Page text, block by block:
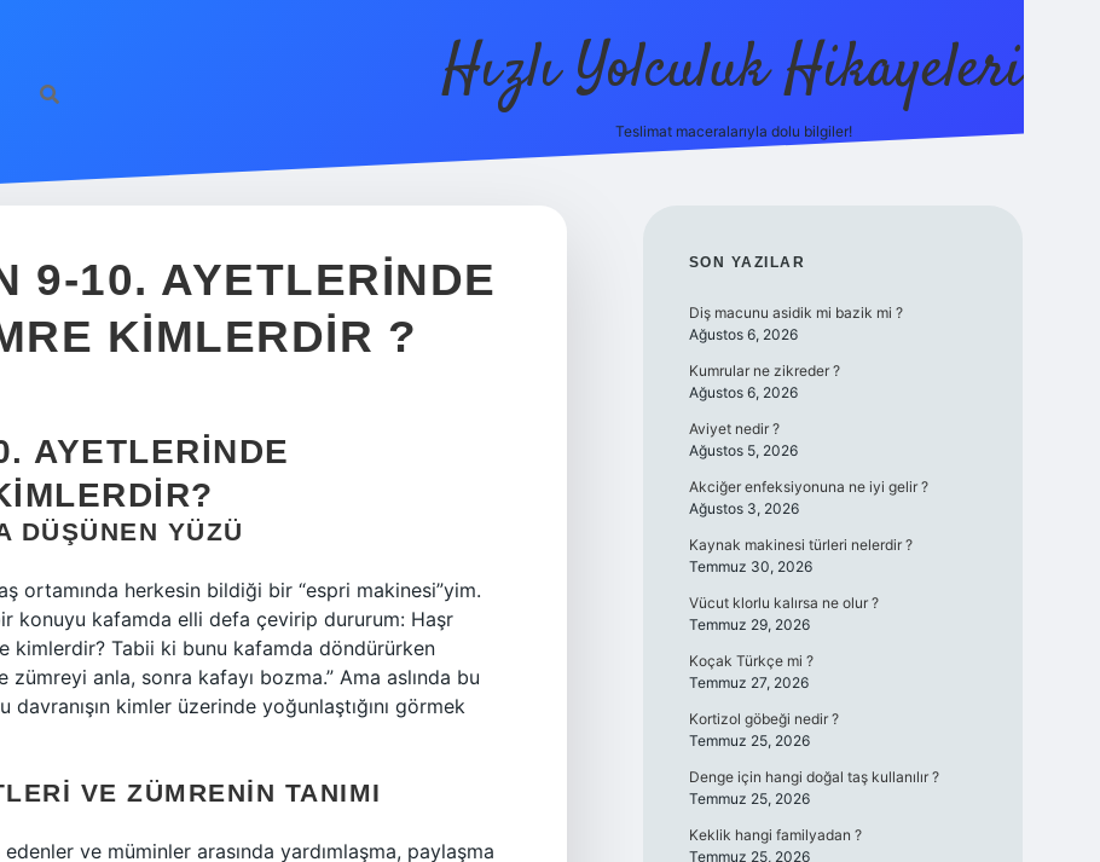
Hızlı Yolculuk Hikayeleri
Teslimat maceralarıyla dolu bilgiler!
9-10. AYETLERINDE
KIMLERDIR ?
AYETLERINDE
DÜŞÜNEN YÜZÜ
ortamında herkesin bildiği bir “espri makinesi”yim.
konuyu kafamda elli defa çevirip dururum: Haşr
kimlerdir? Tabii ki bunu kafamda döndürürken
anla, sonra kafayı bozma.” Ama aslında bu
kimler üzerinde yoğunlaştığını görmek
VE ZÜMRENIN TANIMI
edenler ve müminler arasında yardımlaşma, paylaşma
SIDEBAR
SON YAZILAR
Diş macunu asidik mi bazik mi ?
Ağustos 6, 2026
Kumrular ne zikreder ?
Ağustos 6, 2026
Aviyet nedir ?
Ağustos 5, 2026
Akciğer enfeksiyonuna ne iyi gelir ?
Ağustos 3, 2026
Kaynak makinesi türleri nelerdir ?
Temmuz 30, 2026
Vücut klorlu kalırsa ne olur ?
Temmuz 29, 2026
Koçak Türkçe mi ?
Temmuz 27, 2026
Kortizol göbeği nedir ?
Temmuz 25, 2026
Denge için hangi doğal taş kullanılır ?
Temmuz 25, 2026
Keklik hangi familyadan ?
Temmuz 25, 2026